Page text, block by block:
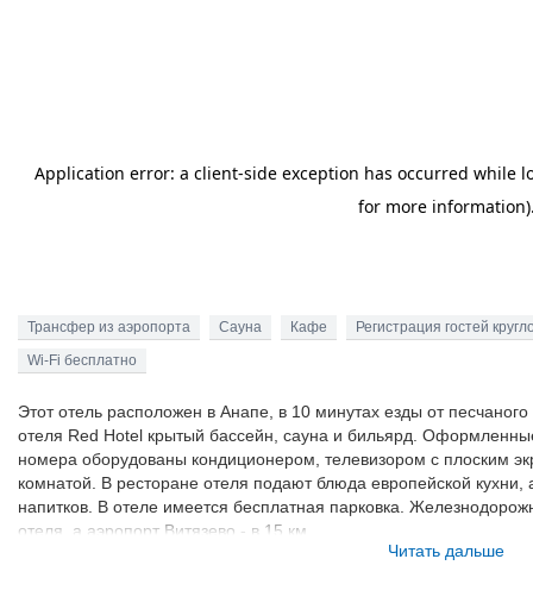
Трансфер из аэропорта Сауна Кафе
Регистрация гостей
Wi-Fi бесплатно
Этот отель расположен в Анапе, в 10 минутах езды от
отеля Red Hotel крытый бассейн, сауна и бильярд.
номера оборудованы кондиционером, телевизором с плоским
комнатой. В ресторане отеля подают блюда европейской
напитков. В отеле имеется бесплатная парковка.
отеля, а аэропорт Витязево - в 15 км.
Читать дальше